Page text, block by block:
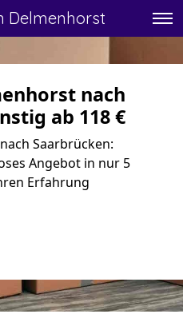
Delmenhorst
nach
ab 118 €
Saarbrücken:
Angebot in nur 5
Erfahrung